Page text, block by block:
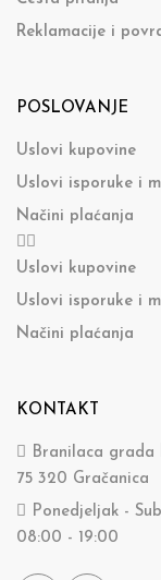
Reklamacije i
POSLOVANJE
Uslovi kupovine
Uslovi isporuke i
Načini plaćanja
Uslovi kupovine
Uslovi isporuke i
Načini plaćanja
KONTAKT
Branilaca grada
75 320 Gračanica
Ponedjeljak -
08:00 - 19:00